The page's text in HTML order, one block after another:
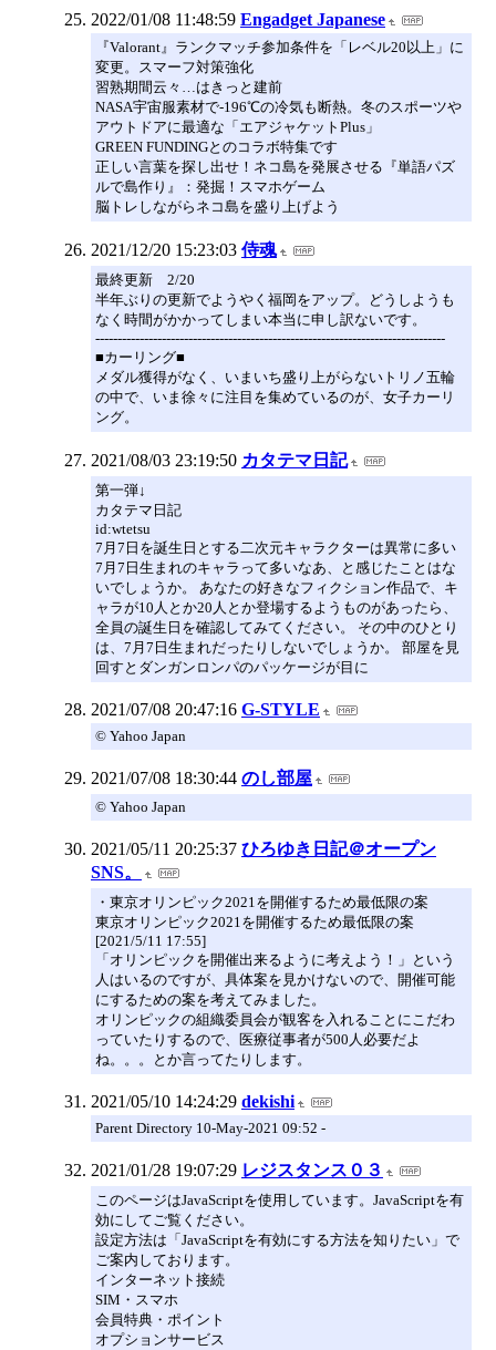
2022/01/08 11:48:59 Engadget Japanese
『Valorant』ランクマッチ参加条件を「レベル20以上」に
変更。スマーフ対策強化
習熟期間云々…はきっと建前
NASA宇宙服素材で-196℃の冷気も断熱。冬のスポーツや
アウトドアに最適な「エアジャケットPlus」
GREEN FUNDINGとのコラボ特集です
正しい言葉を探し出せ！ネコ島を発展させる『単語パズ
ルで島作り』：発掘！スマホゲーム
脳トレしながらネコ島を盛り上げよう
2021/12/20 15:23:03 侍魂
最終更新 2/20
半年ぶりの更新でようやく福岡をアップ。どうしようも
なく時間がかかってしまい本当に申し訳ないです。
-------------------------------------------------------------------------------
■カーリング■
メダル獲得がなく、いまいち盛り上がらないトリノ五輪
の中で、いま徐々に注目を集めているのが、女子カーリ
ング。
2021/08/03 23:19:50 カタテマ日記
第一弾↓
カタテマ日記
id:wtetsu
7月7日を誕生日とする二次元キャラクターは異常に多い
7月7日生まれのキャラって多いなあ、と感じたことはな
いでしょうか。 あなたの好きなフィクション作品で、キ
ャラが10人とか20人とか登場するようものがあったら、
全員の誕生日を確認してみてください。 その中のひとり
は、7月7日生まれだったりしないでしょうか。 部屋を見
回すとダンガンロンパのパッケージが目に
2021/07/08 20:47:16 G-STYLE
© Yahoo Japan
2021/07/08 18:30:44 のし部屋
© Yahoo Japan
2021/05/11 20:25:37 ひろゆき日記＠オープン
SNS。
・東京オリンピック2021を開催するため最低限の案
東京オリンピック2021を開催するため最低限の案
[2021/5/11 17:55]
「オリンピックを開催出来るように考えよう！」という
人はいるのですが、具体案を見かけないので、開催可能
にするための案を考えてみました。
オリンピックの組織委員会が観客を入れることにこだわ
っていたりするので、医療従事者が500人必要だよ
ね。。。とか言ってたりします。
2021/05/10 14:24:29 dekishi
Parent Directory 10-May-2021 09:52 -
2021/01/28 19:07:29 レジスタンス０３
このページはJavaScriptを使用しています。JavaScriptを有
効にしてご覧ください。
設定方法は「JavaScriptを有効にする方法を知りたい」で
ご案内しております。
インターネット接続
SIM・スマホ
会員特典・ポイント
オプションサービス